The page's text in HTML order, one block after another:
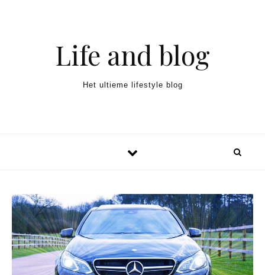
Life and blog
Het ultieme lifestyle blog